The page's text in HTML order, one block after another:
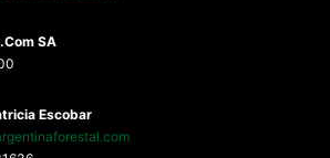
SA
Escobar